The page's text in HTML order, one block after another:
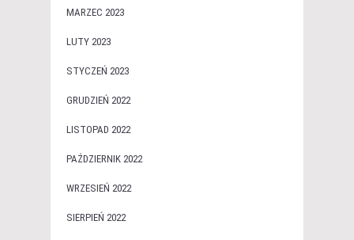
MARZEC 2023
LUTY 2023
STYCZEŃ 2023
GRUDZIEŃ 2022
LISTOPAD 2022
PAŹDZIERNIK 2022
WRZESIEŃ 2022
SIERPIEŃ 2022